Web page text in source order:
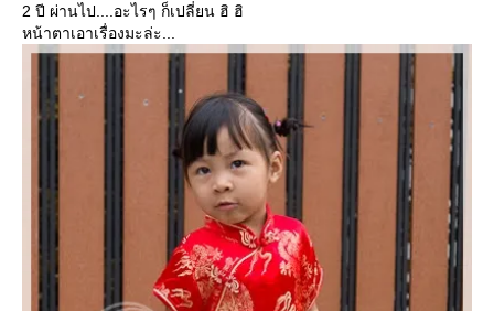
2 ปี ผ่านไป....อะไรๆ ก็เปลี่ยน ฮิ ฮิ
หน้าตาเอาเรื่องมะล่ะ...